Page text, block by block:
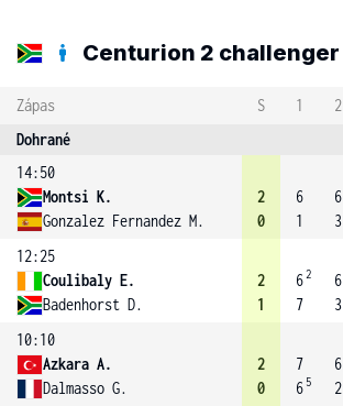
Centurion 2 challenger
Zápas S 1 2
Dohrané
14:50
Montsi K.
Gonzalez Fernandez M.
2
0
6
1
6
3
12:25
Coulibaly E.
Badenhorst D.
2
1
62
7
6
3
10:10
Azkara A.
Dalmasso G.
2
0
7
6 5
6
2